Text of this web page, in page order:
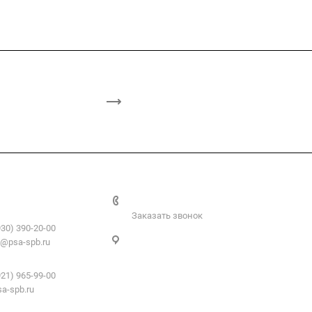
390-20-00
spb.ru
965-99-00
spb.ru
Заказать звонок